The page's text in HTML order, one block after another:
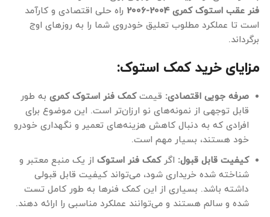
فنر عقب استوک کمری 2004-2006
راه حلی اقتصادی و کارآمد
است تا عملکرد مطلوب تعلیق خودروی شما را به روزهای اوج
برگرداند.
مزایای خرید کمک استوک:
صرفه جویی اقتصادی: قیمتکمک فنر استوک کمری به طور
قابل توجهی از نمونه‌های نو ارزان‌تر است. این موضوع برای
افرادی که به دنبال کاهش هزینه‌های تعمیر و نگهداری خودرو
خود هستند، بسیار مهم است.
کیفیت قابل قبول: اگرکمک فنر استوک از یک منبع معتبر و
شناخته شده خریداری شود، می‌تواند کیفیت قابل قبولی
داشته باشد. بسیاری از این کمک فنرها به طور کامل تست
شده و سالم هستند و می‌توانند عملکرد مناسبی را ارائه دهند.